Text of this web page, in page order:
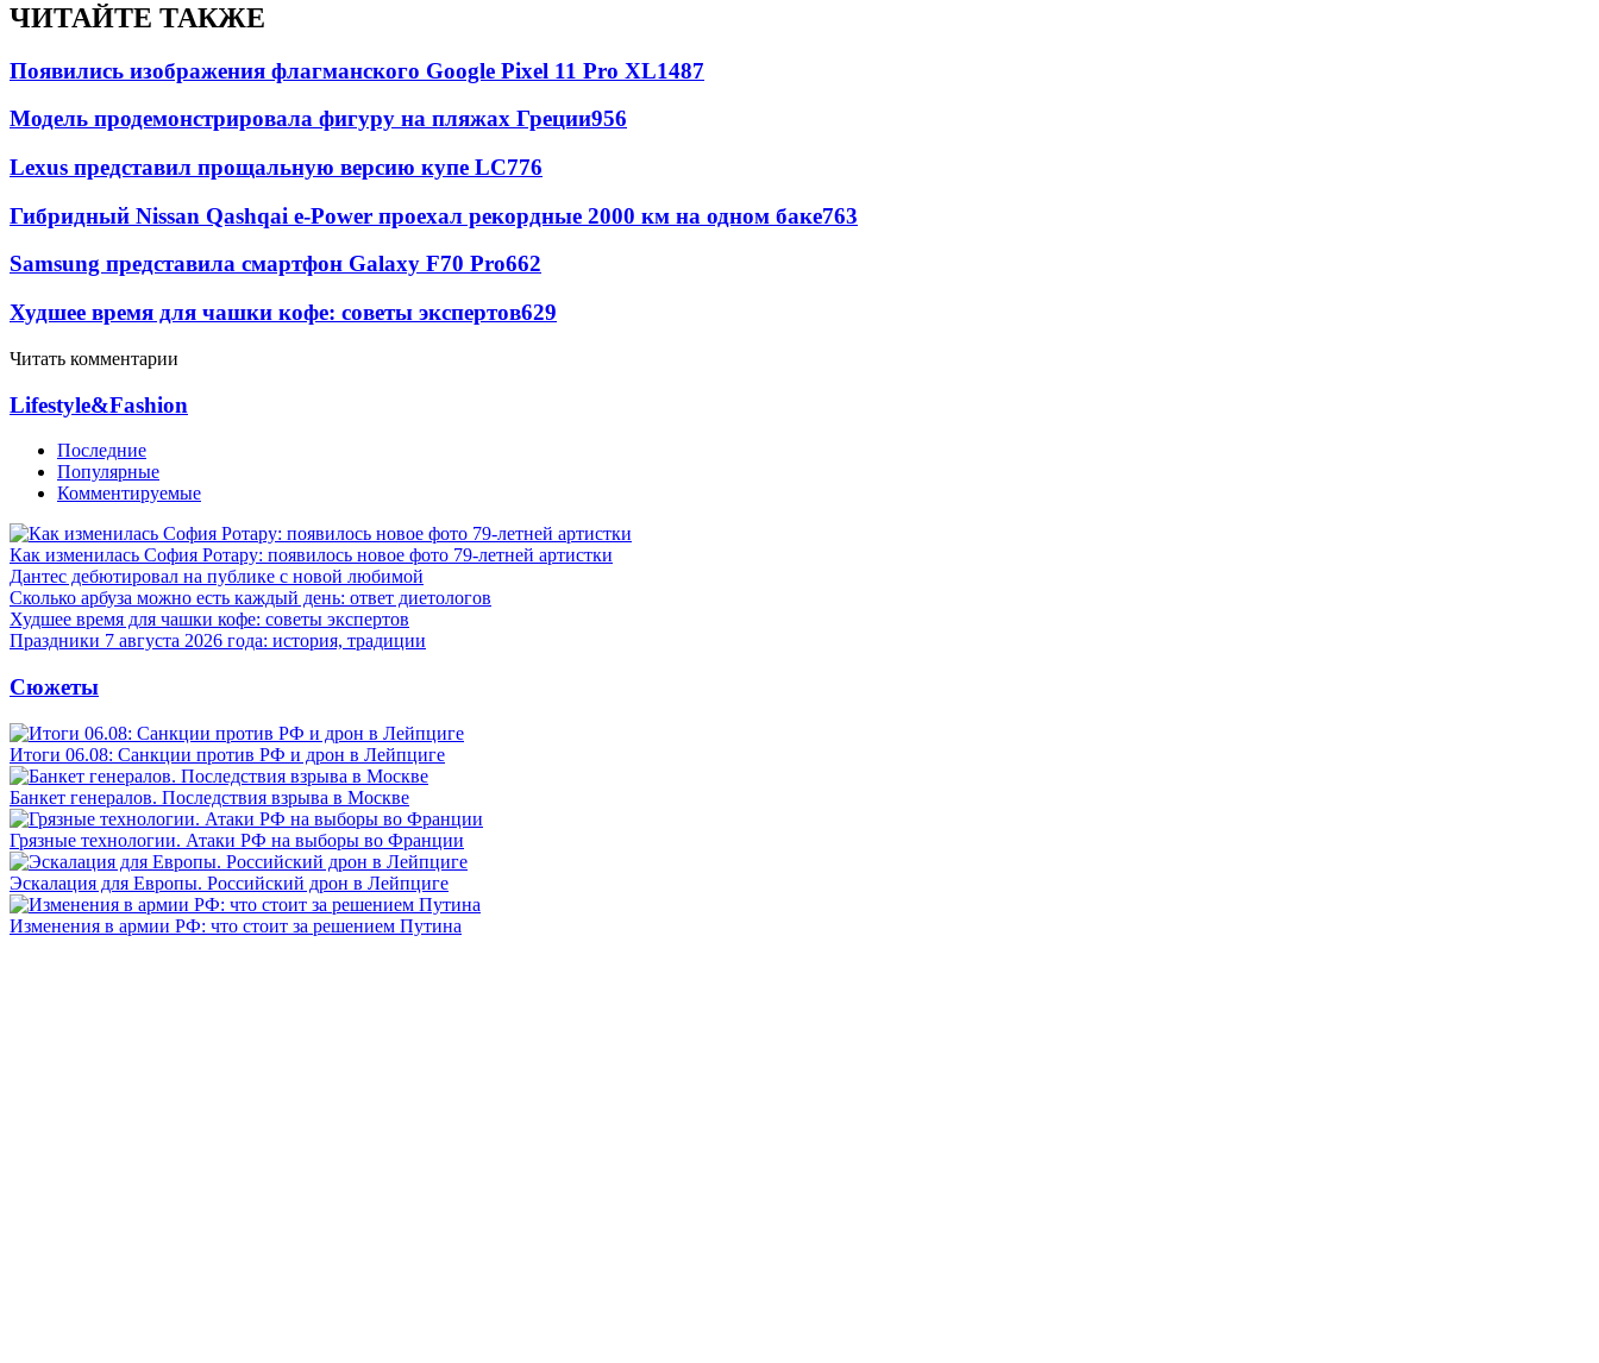
ЧИТАЙТЕ ТАКЖЕ
Появились изображения флагманского Google Pixel 11 Pro XL1487
Модель продемонстрировала фигуру на пляжах Греции956
Lexus представил прощальную версию купе LC776
Гибридный Nissan Qashqai e-Power проехал рекордные 2000 км на одном баке763
Samsung представила смартфон Galaxy F70 Pro662
Худшее время для чашки кофе: советы экспертов629
Читать комментарии
Lifestyle&Fashion
Последние
Популярные
Комментируемые
Как изменилась София Ротару: появилось новое фото 79-летней артистки
Дантес дебютировал на публике с новой любимой
Сколько арбуза можно есть каждый день: ответ диетологов
Худшее время для чашки кофе: советы экспертов
Праздники 7 августа 2026 года: история, традиции
Сюжеты
Итоги 06.08: Санкции против РФ и дрон в Лейпциге
Банкет генералов. Последствия взрыва в Москве
Грязные технологии. Атаки РФ на выборы во Франции
Эскалация для Европы. Российский дрон в Лейпциге
Изменения в армии РФ: что стоит за решением Путина